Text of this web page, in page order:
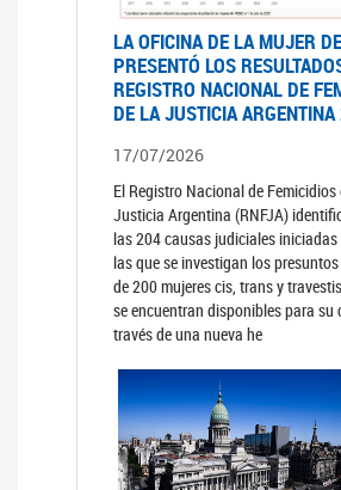
LA OFICINA DE LA MUJER
PRESENTÓ LOS
REGISTRO NACIONAL DE
DE LA JUSTICIA
17/07/2026
El Registro Nacional de Femicidios
Justicia Argentina (RNFJA)
las 204 causas judiciales iniciadas
las que se investigan los
de 200 mujeres cis, trans y
se encuentran disponibles para su
través de una nueva he